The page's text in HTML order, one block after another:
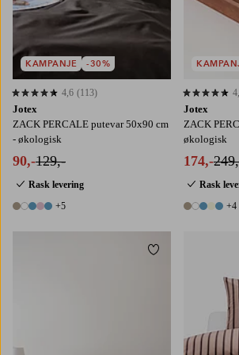
Jotex
ZACK PERCALE putevar 50x90 cm
- økologisk
90,-129,-
Rask levering
10 farger
+5
4,6 basert på 113 karaktergivninger
4,6 (113)
KAMPANJE -30%
Jotex
ZACK
økologisk
174,-
Rask
9 farger
+4
4,4 basert
Legg til